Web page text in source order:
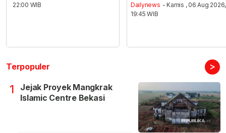
22:00 WIB
Dailynews - Kamis , 06 Aug 2026,
19:45 WIB
Terpopuler >
1
Jejak Proyek Mangkrak
Islamic Centre Bekasi